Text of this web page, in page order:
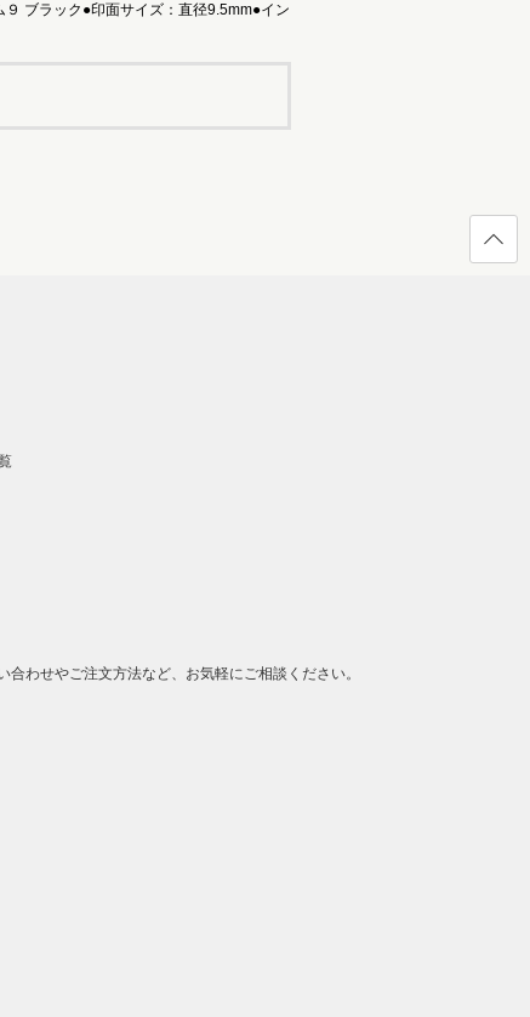
ブラック●印面サイズ：直径9.5mm●イン
合わせやご注文方法など、お気軽にご相談ください。